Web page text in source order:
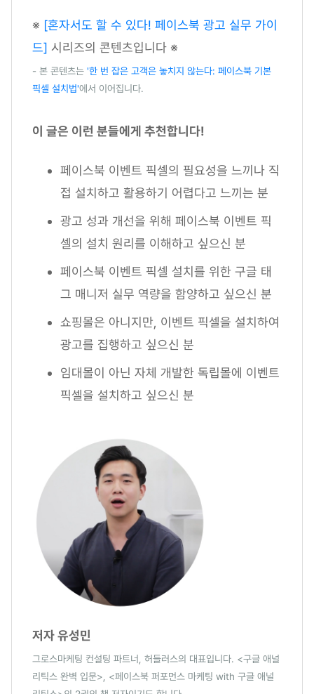
※ [혼자서도 할 수 있다! 페이스북 광고 실무 가이
드] 시리즈의 콘텐츠입니다 ※
- 본 콘텐츠는 '한 번 잡은 고객은 놓치지 않는다: 페이스북 기본
픽셀 설치법'에서 이어집니다.
이 글은 이런 분들에게 추천합니다!
페이스북 이벤트 픽셀의 필요성을 느끼나 직
접 설치하고 활용하기 어렵다고 느끼는 분
광고 성과 개선을 위해 페이스북 이벤트 픽
셀의 설치 원리를 이해하고 싶으신 분
페이스북 이벤트 픽셀 설치를 위한 구글 태
그 매니저 실무 역량을 함양하고 싶으신 분
쇼핑몰은 아니지만, 이벤트 픽셀을 설치하여
광고를 집행하고 싶으신 분
임대몰이 아닌 자체 개발한 독립몰에 이벤트
픽셀을 설치하고 싶으신 분
저자 유성민
그로스마케팅 컨설팅 파트너, 허들러스의 대표입니다. <구글 애널
리틱스 완벽 입문>, <페이스북 퍼포먼스 마케팅 with 구글 애널